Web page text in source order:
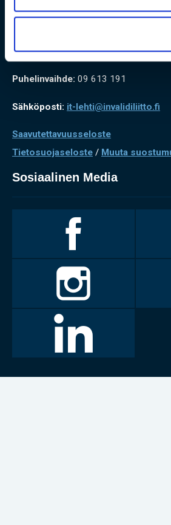
00280 HELSINKI
Puhelinvaihde: 09 613 191
Sähköposti: it-lehti@invalidiliitto.fi
Saavutettavuusseloste
Tietosuojaseloste / Muuta
Sosiaalinen Media
Facebookissa
Invalidiliitto
Instagramissa